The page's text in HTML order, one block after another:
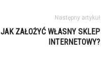
Następny artykuł
JAK ZAŁOŻYĆ WŁASNY SKLEP
INTERNETOWY?